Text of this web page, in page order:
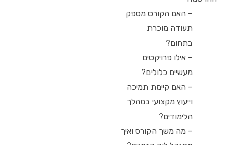
– האם הקורס מספק
תעודה מוכרת
בתחום?
– אילו פרויקטים
מעשיים כלולים?
– האם קיימת תמיכה
וייעוץ מקצועי במהלך
הלימודים?
– מה משך הקורס ואיך